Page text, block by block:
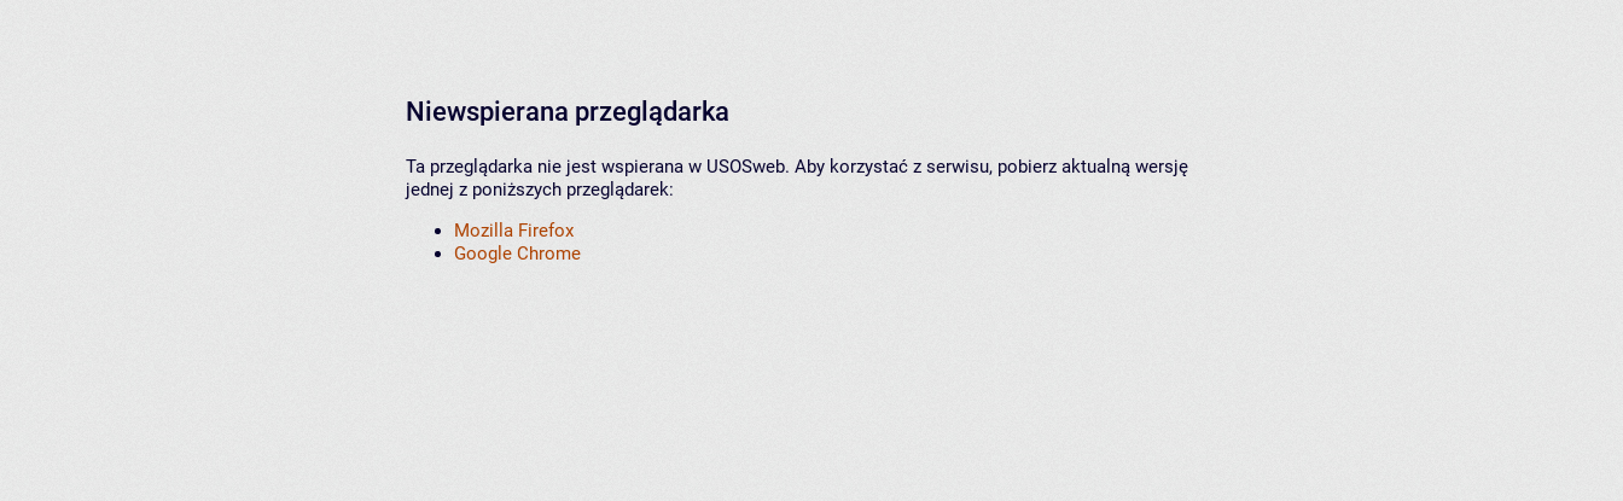
Niewspierana przeglądarka
Ta przeglądarka nie jest wspierana w USOSweb. Aby korzystać z serwisu, pobierz aktualną wersję
jednej z poniższych przeglądarek:
Mozilla Firefox
Google Chrome